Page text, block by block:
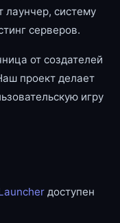
систему
серверов.
от создателей
проект делает
игру
доступен